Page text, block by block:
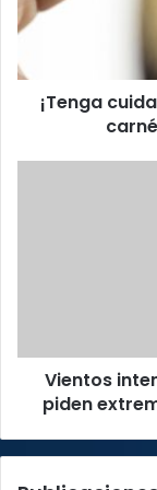
estafas
con
digital
¡Tenga
en
todoVientos
piden